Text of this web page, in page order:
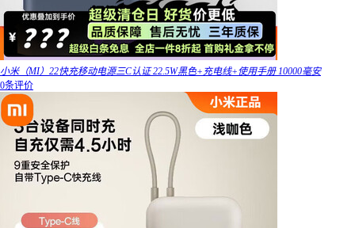
小米（MI）22快充移动电源三C认证 22.5W黑色+充电线+使用手册 10000毫安
0条评价